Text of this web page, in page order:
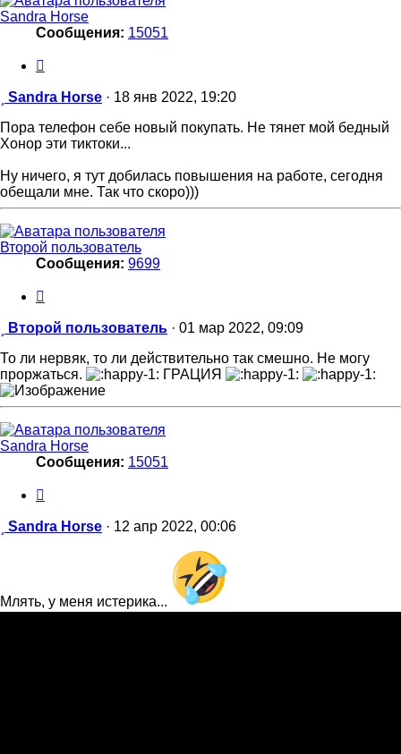
Sandra Horse
Сообщения: 15051
Сообщение
Sandra Horse · 18 янв 2022, 19:20
Пора телефон себе новый покупать. Не тянет мой бедный
Хонор эти тиктоки...
Ну ничего, я тут добилась повышения на работе, сегодня
обещали мне. Так что скоро)))
Второй пользователь
Сообщения: 9699
Сообщение
Второй пользователь · 01 мар 2022, 09:09
То ли нервяк, то ли действительно так смешно. Не могу
проржаться.
ГРАЦИЯ
Sandra Horse
Сообщения: 15051
Сообщение
Sandra Horse · 12 апр 2022, 00:06
Млять, у меня истерика...